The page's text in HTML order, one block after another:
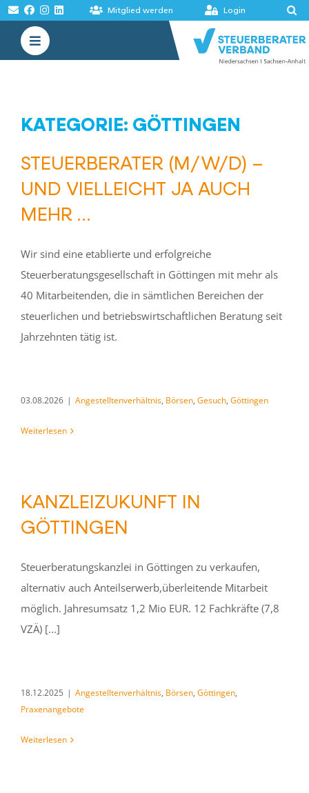
Zum
Inhalt
springen
Mitglied werden Login
Toggle
Navigation
BÖRSEN
KATEGORIE: GÖTTINGEN
STEUERBERATER (M/W/D) –
UND VIELLEICHT JA AUCH
MEHR …
Wir sind eine etablierte und erfolgreiche
Steuerberatungsgesellschaft in Göttingen mit mehr als
40 Mitarbeitenden, die in sämtlichen Bereichen der
steuerlichen und betriebswirtschaftlichen Beratung seit
Jahrzehnten tätig ist.
03.08.2026 | Angestelltenverhältnis, Börsen, Gesuch, Göttingen
Weiterlesen
KANZLEIZUKUNFT IN
GÖTTINGEN
Steuerberatungskanzlei in Göttingen zu verkaufen,
alternativ auch Anteilserwerb,überleitende Mitarbeit
möglich. Jahresumsatz 1,2 Mio EUR. 12 Fachkräfte (7,8
VZÄ) [...]
18.12.2025 | Angestelltenverhältnis, Börsen, Göttingen,
Praxenangebote
Weiterlesen